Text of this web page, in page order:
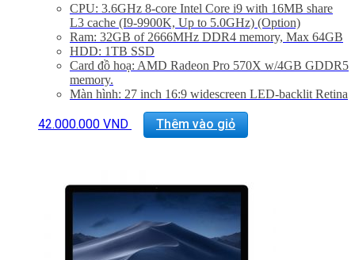
CPU: 3.6GHz 8-core Intel Core i9 with 16MB share
L3 cache (I9-9900K, Up to 5.0GHz) (Option)
Ram: 32GB of 2666MHz DDR4 memory, Max 64GB
HDD: 1TB SSD
Card đồ hoạ: AMD Radeon Pro 570X w/4GB GDDR5
memory.
Màn hình: 27 inch 16:9 widescreen LED-backlit Retina
Kết nối: 1 SDXC SD Card, 4 USB 3.0, 2 Thunderbolt
3, GigaEthernet (LAN)
42.000.000 VND Thêm vào giỏ